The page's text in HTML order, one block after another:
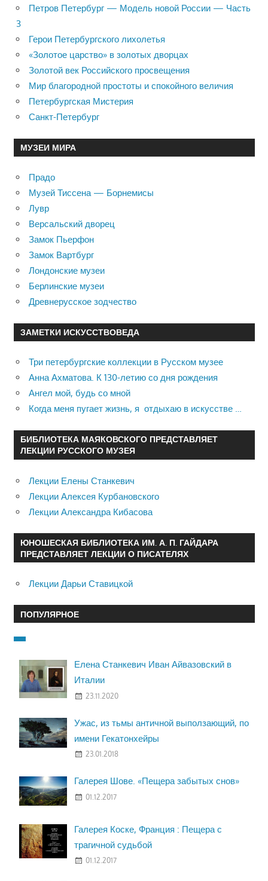
Петров Петербург — Модель новой России — Часть
3
Герои Петербургского лихолетья
«Золотое царство» в золотых дворцах
Золотой век Российского просвещения
Мир благородной простоты и спокойного величия
Петербургская Мистерия
Санкт-Петербург
МУЗЕИ МИРА
Прадо
Музей Тиссена — Борнемисы
Лувр
Версальский дворец
Замок Пьерфон
Замок Вартбург
Лондонские музеи
Берлинские музеи
Древнерусское зодчество
ЗАМЕТКИ ИСКУССТВОВЕДА
Три петербургские коллекции в Русском музее
Анна Ахматова. К 130-летию со дня рождения
Ангел мой, будь со мной
Когда меня пугает жизнь, я отдыхаю в искусстве …
БИБЛИОТЕКА МАЯКОВСКОГО ПРЕДСТАВЛЯЕТ
ЛЕКЦИИ РУССКОГО МУЗЕЯ
Лекции Елены Станкевич
Лекции Алексея Курбановского
Лекции Александра Кибасова
ЮНОШЕСКАЯ БИБЛИОТЕКА ИМ. А. П. ГАЙДАРА
ПРЕДСТАВЛЯЕТ ЛЕКЦИИ О ПИСАТЕЛЯХ
Лекции Дарьи Ставицкой
ПОПУЛЯРНОЕ
Елена Станкевич Иван Айвазовский в
Италии
23.11.2020
Ужас, из тьмы античной выползающий, по
имени Гекатонхейры
23.01.2018
Галерея Шове. «Пещера забытых снов»
01.12.2017
Галерея Коске, Франция : Пещера с
трагичной судьбой
01.12.2017